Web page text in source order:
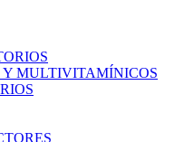
Y MULTIVITAMÍNICOS